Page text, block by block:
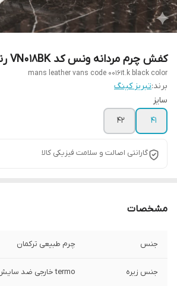
کفش چرم مردانه ونس کد VN018BK رنگ مشکی
mans leather vans code 00161t.k black color
برند:تبریز کینگ
سایز
41
42
گارانتی اصالت و سلامت فیزیکی کالا
مشخصات
جنس چرم طبیعی ترکمان
جنس زیره termo خارجی ضد سایش و شکستکی ترک